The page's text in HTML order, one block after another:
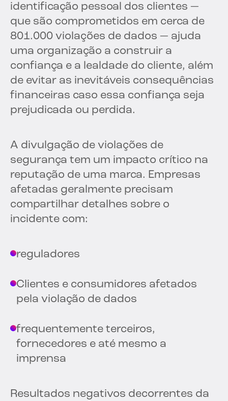
identificação pessoal dos clientes —
que são comprometidos em cerca de
801.000 violações de dados — ajuda
uma organização a construir a
confiança e a lealdade do cliente, além
de evitar as inevitáveis consequências
financeiras caso essa confiança seja
prejudicada ou perdida.
A divulgação de violações de
segurança tem um impacto crítico na
reputação de uma marca. Empresas
afetadas geralmente precisam
compartilhar detalhes sobre o
incidente com:
reguladores
Clientes e consumidores afetados
pela violação de dados
frequentemente terceiros,
fornecedores e até mesmo a
imprensa
Resultados negativos decorrentes da